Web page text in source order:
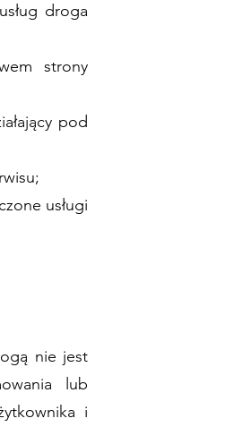
droga
strony
pod
usługi
nie jest
lub
i